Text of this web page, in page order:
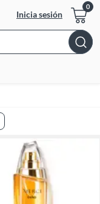
Inicia sesión